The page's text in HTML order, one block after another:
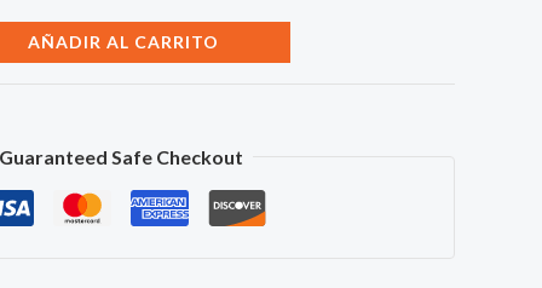
AÑADIR AL CARRITO
Guaranteed Safe Checkout